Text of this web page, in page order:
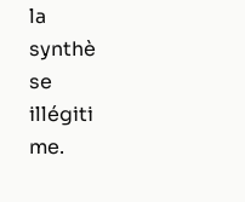
la
synthè
se
illégiti
me.